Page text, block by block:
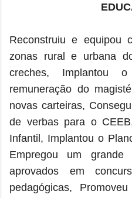
Reconstruiu e equipou
zonas rural e urbana
creches, Implantou
remuneração do
novas carteiras,
de verbas para o
Infantil, Implantou o
Empregou um grande
aprovados em
pedagógicas,